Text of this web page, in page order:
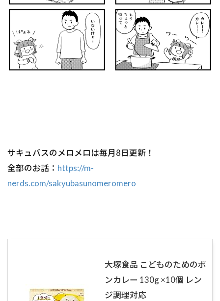
サキュバスのメロメロは毎月8日更新！
全部のお話： https://m-
nerds.com/sakyubasunomeromero
大塚食品 こどものためのボ
ンカレー 130g ×10個 レン
ジ調理対応